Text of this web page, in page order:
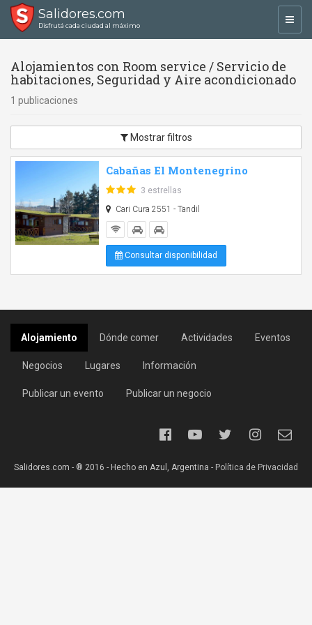
Salidores.com
Disfrutá cada ciudad al máximo
Alojamientos con Room service / Servicio de
habitaciones, Seguridad y Aire acondicionado
1 publicaciones
Mostrar filtros
Cabañas El Montenegrino
3 estrellas
Cari Cura 2551 - Tandil
Consultar disponibilidad
Alojamiento Dónde comer Actividades Eventos
Negocios Lugares Información
Publicar un evento Publicar un negocio
Salidores.com - ® 2016 - Hecho en Azul, Argentina - Política de Privacidad